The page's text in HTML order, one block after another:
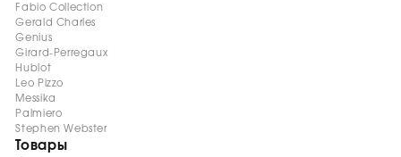
Fabio Collection
Gerald Charles
Genius
Girard-Perregaux
Hublot
Leo Pizzo
Messika
Palmiero
Stephen Webster
Товары